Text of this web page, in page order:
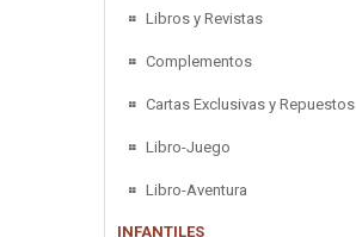
Libros y Revistas
Complementos
Cartas Exclusivas y Repuestos
Libro-Juego
Libro-Aventura
INFANTILES